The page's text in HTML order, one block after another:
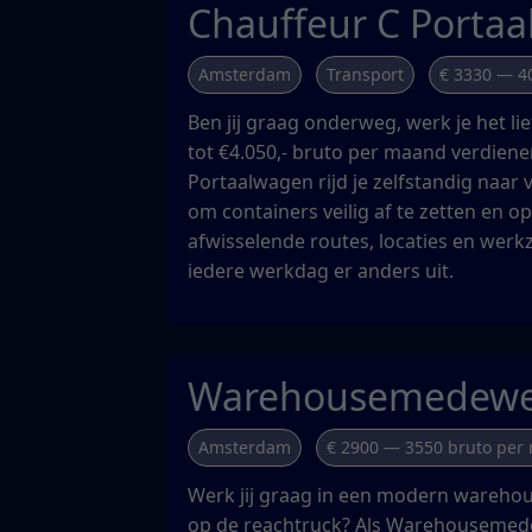
Chauffeur C
Amsterdam Transport € 3330 —
Ben jij graag onderweg, werk je het
tot €4.050,- bruto per maand
Portaalwagen rijd je zelfstandig naar
om containers veilig af te zetten en
afwisselende routes, locaties en
iedere werkdag er anders uit.
Amsterdam € 2900 — 3550 bruto per
Werk jij graag in een modern
op de reachtruck? Als